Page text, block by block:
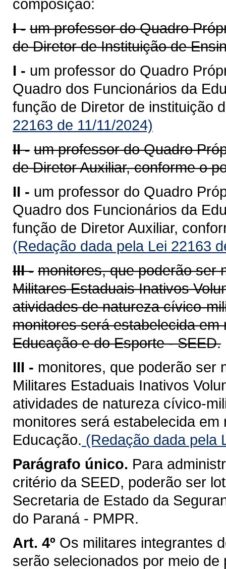
composição:
I - um professor do Quadro
de Diretor de Instituição de
I - um professor do Quadro
Quadro dos Funcionários da
função de Diretor de instituição
22163 de 11/11/2024)
II - um professor do Quadro
de Diretor Auxiliar, conforme o
II - um professor do Quadro
Quadro dos Funcionários da
função de Diretor Auxiliar,
(Redação dada pela Lei 22163
III - monitores, que poderão ser
Militares Estaduais Inativos
atividades de natureza cívico-
monitores será estabelecida
Educação e do Esporte - SEED.
III - monitores, que poderão ser
Militares Estaduais Inativos
atividades de natureza cívico-
monitores será estabelecida
Educação. (Redação dada pela
Parágrafo único. Para
critério da SEED, poderão ser
Secretaria de Estado da
do Paraná - PMPR.
Art. 4º Os militares integrantes
serão selecionados por meio